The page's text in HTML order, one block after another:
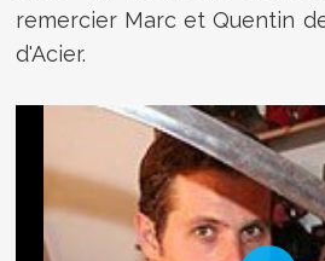
remercier Marc et Quentin
d'Acier.